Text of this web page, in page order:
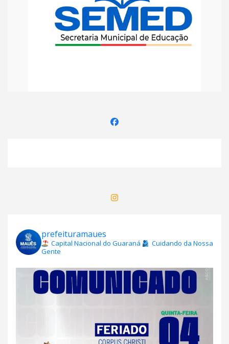
prefeituramaues
Capital Nacional do Guaraná
Cuidando da Nossa
Gente